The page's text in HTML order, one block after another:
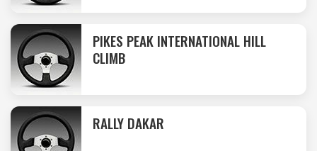
PIKES PEAK INTERNATIONAL HILL
CLIMB
RALLY DAKAR